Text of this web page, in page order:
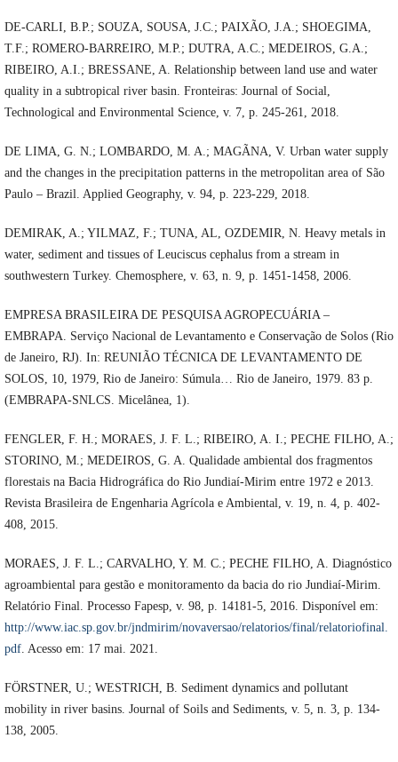
DE-CARLI, B.P.; SOUZA, SOUSA, J.C.; PAIXÃO, J.A.; SHOEGIMA,
T.F.; ROMERO-BARREIRO, M.P.; DUTRA, A.C.; MEDEIROS, G.A.;
RIBEIRO, A.I.; BRESSANE, A. Relationship between land use and water
quality in a subtropical river basin. Fronteiras: Journal of Social,
Technological and Environmental Science, v. 7, p. 245-261, 2018.
DE LIMA, G. N.; LOMBARDO, M. A.; MAGÃNA, V. Urban water supply
and the changes in the precipitation patterns in the metropolitan area of São
Paulo – Brazil. Applied Geography, v. 94, p. 223-229, 2018.
DEMIRAK, A.; YILMAZ, F.; TUNA, AL, OZDEMIR, N. Heavy metals in
water, sediment and tissues of Leuciscus cephalus from a stream in
southwestern Turkey. Chemosphere, v. 63, n. 9, p. 1451-1458, 2006.
EMPRESA BRASILEIRA DE PESQUISA AGROPECUÁRIA –
EMBRAPA. Serviço Nacional de Levantamento e Conservação de Solos (Rio
de Janeiro, RJ). In: REUNIÃO TÉCNICA DE LEVANTAMENTO DE
SOLOS, 10, 1979, Rio de Janeiro: Súmula… Rio de Janeiro, 1979. 83 p.
(EMBRAPA-SNLCS. Micelânea, 1).
FENGLER, F. H.; MORAES, J. F. L.; RIBEIRO, A. I.; PECHE FILHO, A.;
STORINO, M.; MEDEIROS, G. A. Qualidade ambiental dos fragmentos
florestais na Bacia Hidrográfica do Rio Jundiaí-Mirim entre 1972 e 2013.
Revista Brasileira de Engenharia Agrícola e Ambiental, v. 19, n. 4, p. 402-
408, 2015.
MORAES, J. F. L.; CARVALHO, Y. M. C.; PECHE FILHO, A. Diagnóstico
agroambiental para gestão e monitoramento da bacia do rio Jundiaí-Mirim.
Relatório Final. Processo Fapesp, v. 98, p. 14181-5, 2016. Disponível em:
http://www.iac.sp.gov.br/jndmirim/novaversao/relatorios/final/relatoriofinal.
pdf. Acesso em: 17 mai. 2021.
FÖRSTNER, U.; WESTRICH, B. Sediment dynamics and pollutant
mobility in river basins. Journal of Soils and Sediments, v. 5, n. 3, p. 134-
138, 2005.